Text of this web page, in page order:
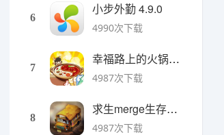
6
小步外勤 4.9.0
4990次下载
7
幸福路上的火锅店官方版 v5.3.5安卓版
4987次下载
8
求生merge生存之地手机版 v1.48.0安卓版
4987次下载